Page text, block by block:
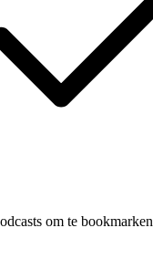
om te bookmarken